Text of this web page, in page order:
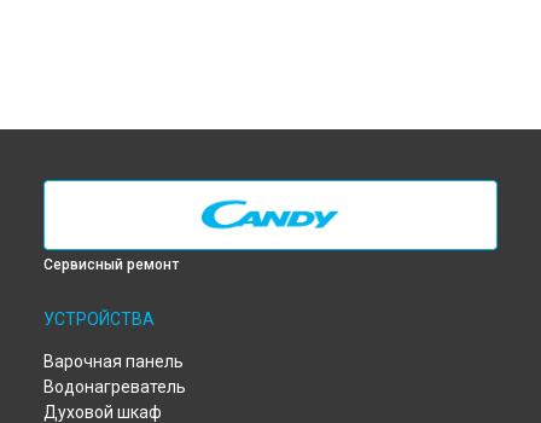
Сервисный ремонт
УСТРОЙСТВА
Варочная панель
Водонагреватель
Духовой шкаф